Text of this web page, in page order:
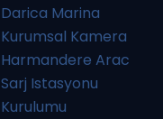
Darica Marina
Kurumsal Kamera
Harmandere Arac
Sarj Istasyonu
Kurulumu